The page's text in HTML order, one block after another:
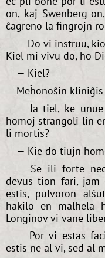
on, kaj Swenberg-
ĉagreno la fingrojn
— Do vi instruu,
Kiel mi vivu do, ho
— Kiel?
Meĥonoŝin
— Ja tiel, ke
homoj strangoli lin
li mortis?
— Kie do tiujn
— Se ili forte
devus tion fari,
estis, pulvoron
hakilo en malhela
Longinov vi vane
— Por vi estas
estis ne al vi, sed al